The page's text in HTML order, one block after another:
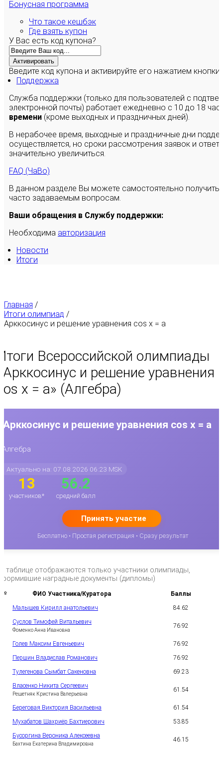
Бонусная программа
Что такое кешбэк
Где взять купон
У Вас есть код купона?
Активировать
Введите код купона и активируйте его нажатием кнопки
Поддержка
Служба поддержки (только для пользователей с
электронной почты) работает ежедневно с 10 до 18
времени (кроме выходных и праздничных дней).
В нерабочее время, выходные и праздничные дни
осуществляется, но сроки рассмотрения заявок и
значительно увеличиться.
FAQ (ЧаВо)
В данном разделе Вы можете самостоятельно
часто задаваемым вопросам.
Ваши обращения в Службу поддержки:
Необходима авторизация
Новости
Итоги
Главная /
Итоги олимпиад /
Арккосинус и решение уравнения cos x = a
Всероссийской олимпиады
Арккосинус и решение уравнения
x = a» (Алгебра)
Арккосинус и решение уравнения cos x = a
Алгебра
Актуально на: 07.08.2026 06:23 MSK
13
участников*
56.2
средний балл
Принять участие
Бесплатно • Простая регистрация • Сразу результат
таблице отображаются только участники олимпиады,
наградные документы (дипломы)
№ ФИО Участника/Куратора Баллы
Малышев Кирилл анатольевич 84.62
Суслов Тимофей Витальевич
Фоменко Анна Ивановна
76.92
Голев Максим Евгеньевич 76.92
Першин Владислав Романович 76.92
Тулегенова Сымбат Сакеновна 69.23
Власенко Никита Сергеевич
Решетняк Кристина Валерьевна
61.54
Береговая Виктория Васильевна 61.54
Мухабатов Шахриёр Бахтиерович 53.85
Бусоргина Вероника Алексеевна
Бахтина Екатерина Владимировна
46.15